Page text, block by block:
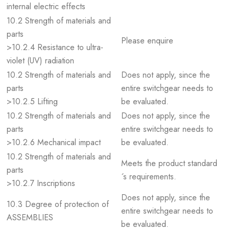
internal electric effects
10.2 Strength of materials and
parts
>10.2.4 Resistance to ultra-
violet (UV) radiation
Please enquire
10.2 Strength of materials and
parts
>10.2.5 Lifting
Does not apply, since the
entire switchgear needs to
be evaluated.
10.2 Strength of materials and
parts
>10.2.6 Mechanical impact
Does not apply, since the
entire switchgear needs to
be evaluated.
10.2 Strength of materials and
parts
>10.2.7 Inscriptions
Meets the product standard
´s requirements.
10.3 Degree of protection of
ASSEMBLIES
Does not apply, since the
entire switchgear needs to
be evaluated.